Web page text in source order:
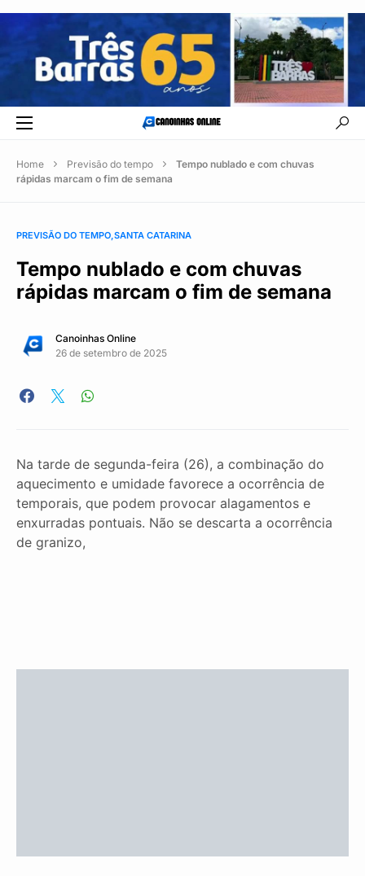
Home Previsão do tempo
Tempo nublado e com chuvas
rápidas marcam o fim de semana
PREVISÃO DO TEMPO SANTA CATARINA
Tempo nublado e com chuvas
rápidas marcam o fim de semana
Canoinhas Online
26 de setembro de 2025
Na tarde de segunda-feira (26), a combinação do
aquecimento e umidade favorece a ocorrência de
temporais, que podem provocar alagamentos e
enxurradas pontuais. Não se descarta a ocorrência
de granizo,